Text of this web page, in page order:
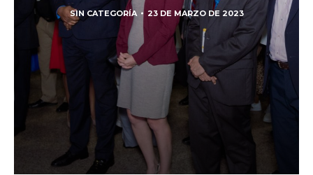
SIN CATEGORÍA 23 DE MARZO DE 2023